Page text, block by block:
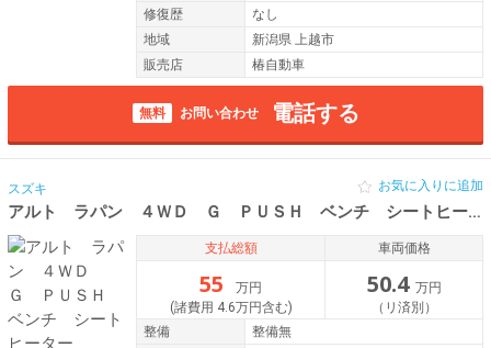
修復歴
なし
地域
新潟県 上越市
販売店
椿自動車
無料 お問い合わせ 電話する
スズキ
アルト ラパン ４ＷＤ Ｇ ＰＵＳＨ ベンチ シートヒーター
お気に入りに追加
支払総額
55
万円
(諸費用 4.6万円含む)
車両価格
50.4 万円
（リ済別）
整備
整備無